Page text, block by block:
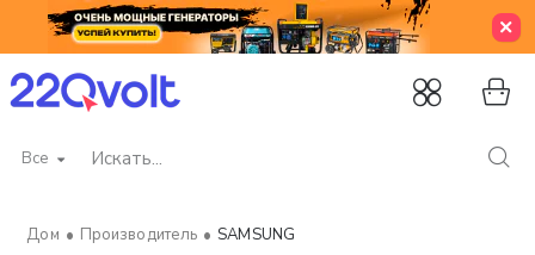
Все
Искать...
Производитель SAMSUNG